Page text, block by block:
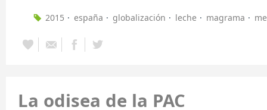
2015 españa globalización leche magrama
La odisea de la PAC